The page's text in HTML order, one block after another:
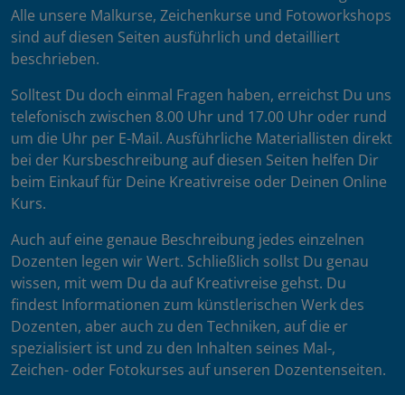
Alle unsere Malkurse, Zeichenkurse und Fotoworkshops
sind auf diesen Seiten ausführlich und detailliert
beschrieben.
Solltest Du doch einmal Fragen haben, erreichst Du uns
telefonisch zwischen 8.00 Uhr und 17.00 Uhr oder rund
um die Uhr per E-Mail. Ausführliche Materiallisten direkt
bei der Kursbeschreibung auf diesen Seiten helfen Dir
beim Einkauf für Deine Kreativreise oder Deinen Online
Kurs.
Auch auf eine genaue Beschreibung jedes einzelnen
Dozenten legen wir Wert. Schließlich sollst Du genau
wissen, mit wem Du da auf Kreativreise gehst. Du
findest Informationen zum künstlerischen Werk des
Dozenten, aber auch zu den Techniken, auf die er
spezialisiert ist und zu den Inhalten seines Mal-,
Zeichen- oder Fotokurses auf unseren Dozentenseiten.